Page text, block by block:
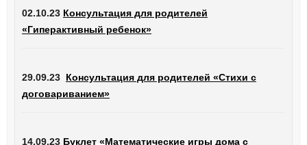
02.10.23 Консультация для родителей
«Гиперактивный ребенок»
29.09.23 Консультация для родителей «Стихи с
договариванием»
14.09.23 Буклет «Математические игры дома с